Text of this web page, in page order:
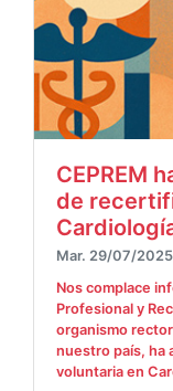
CEPREM
de
Mar. 29/07/2025
Nos complace
Profesional y
organismo
nuestro país, ha
voluntaria en